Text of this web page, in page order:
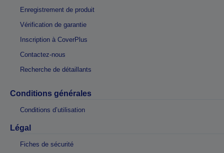
Enregistrement de produit
Vérification de garantie
Inscription à CoverPlus
Contactez-nous
Recherche de détaillants
Conditions générales
Conditions d’utilisation
Légal
Fiches de sécurité